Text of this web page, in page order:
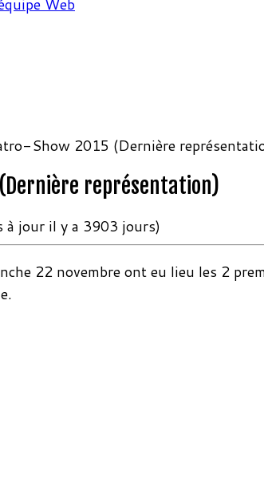
Web
Show 2015 (Dernière
représentation)
à jour il y a 3903 jours)
22 novembre ont eu lieu les 2